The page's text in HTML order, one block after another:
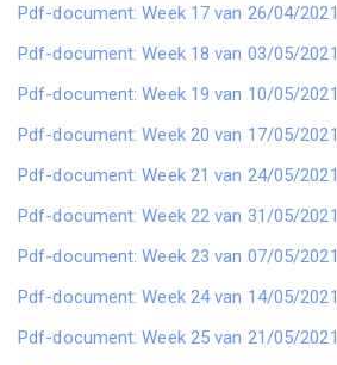
Pdf-document: Week 17 van 26/04/2021
Pdf-document: Week 18 van 03/05/2021
Pdf-document: Week 19 van 10/05/2021
Pdf-document: Week 20 van 17/05/2021
Pdf-document: Week 21 van 24/05/2021
Pdf-document: Week 22 van 31/05/2021
Pdf-document: Week 23 van 07/05/2021
Pdf-document: Week 24 van 14/05/2021
Pdf-document: Week 25 van 21/05/2021